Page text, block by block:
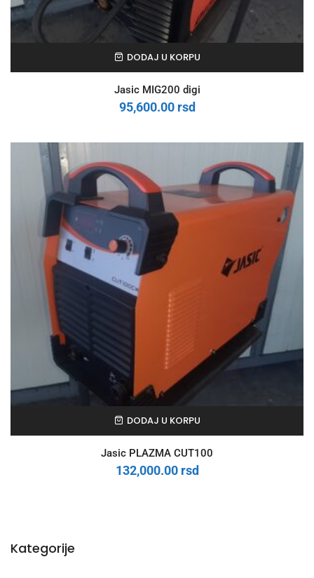
DODAJ U KORPU
Jasic MIG200 digi
95,600.00 rsd
DODAJ U KORPU
Jasic PLAZMA CUT100
132,000.00 rsd
Kategorije